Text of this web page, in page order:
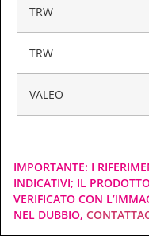
TRW
TRW
VALEO
IMPORTANTE: I
INDICATIVI; IL
VERIFICATO CON
NEL DUBBIO,